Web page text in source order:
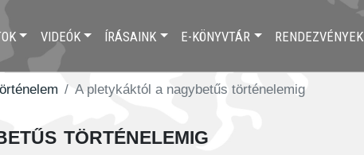
VIDEÓK ÍRÁSAINK E-KÖNYVTÁR RENDEZVÉNYEK
A pletykáktól a nagybetűs történelemig
történelemig